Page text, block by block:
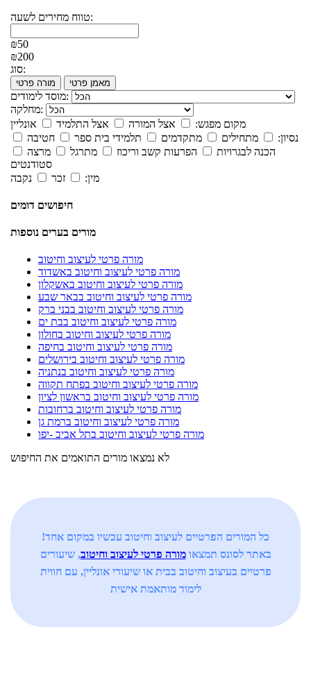
טווח מחירים לשעה:
₪50
₪200
סוג:
מורה פרטי מאמן פרטי
מוסד לימודים:
מחלקה:
מקום מפגש:
אצל המורה אצל התלמיד
אונליין
נסיון:
מתחילים מתקדמים תלמידי בית ספר
חטיבה
הכנה לבגרויות
הפרעות קשב וריכוז מתרגל
מרצה
סטודנטים
מין:
זכר נקבה
חיפושים דומים
מורים בערים נוספות
מורה פרטי לעיצוב וחיטוב
מורה פרטי לעיצוב וחיטוב באשדוד
מורה פרטי לעיצוב וחיטוב באשקלון
מורה פרטי לעיצוב וחיטוב בבאר שבע
מורה פרטי לעיצוב וחיטוב בבני ברק
מורה פרטי לעיצוב וחיטוב בבת ים
מורה פרטי לעיצוב וחיטוב בחולון
מורה פרטי לעיצוב וחיטוב בחיפה
מורה פרטי לעיצוב וחיטוב בירושלים
מורה פרטי לעיצוב וחיטוב בנתניה
מורה פרטי לעיצוב וחיטוב בפתח תקווה
מורה פרטי לעיצוב וחיטוב בראשון לציון
מורה פרטי לעיצוב וחיטוב ברחובות
מורה פרטי לעיצוב וחיטוב ברמת גן
מורה פרטי לעיצוב וחיטוב בתל אביב -יפו
לא נמצאו מורים התואמים את החיפוש
כל המורים הפרטיים לעיצוב וחיטוב עכשיו במקום אחד!
באתר לסונס תמצאומורה פרטי לעיצוב וחיטוב, שיעורים
פרטיים בעיצוב וחיטוב בבית או שיעורי אונליין, עם חווית
לימוד מותאמת אישית